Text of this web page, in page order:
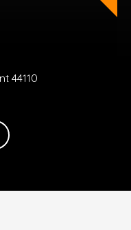
44110